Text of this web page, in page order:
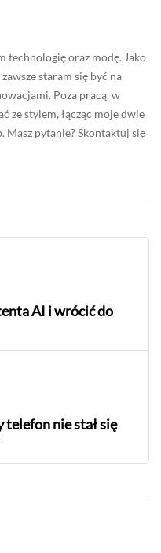
technologię oraz modę. Jako
staram się być na
Poza pracą, w
ze stylem, łącząc moje dwie
Masz pytanie? Skontaktuj się
AI i wrócić do
telefon nie stał się